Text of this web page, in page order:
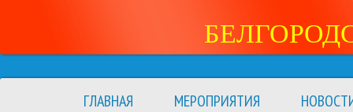
ГЛАВНАЯ МЕРОПРИЯТИЯ